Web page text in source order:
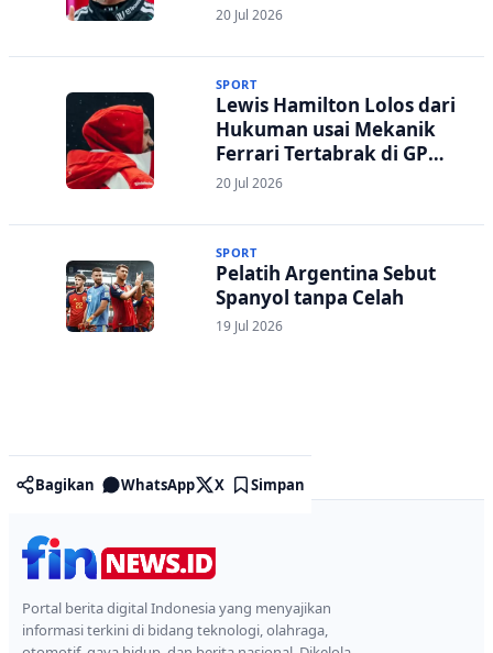
20 Jul 2026
SPORT
Lewis Hamilton Lolos dari
Hukuman usai Mekanik
Ferrari Tertabrak di GP
Belgia
20 Jul 2026
SPORT
Pelatih Argentina Sebut
Spanyol tanpa Celah
19 Jul 2026
Bagikan WhatsApp X Simpan
Portal berita digital Indonesia yang menyajikan
informasi terkini di bidang teknologi, olahraga,